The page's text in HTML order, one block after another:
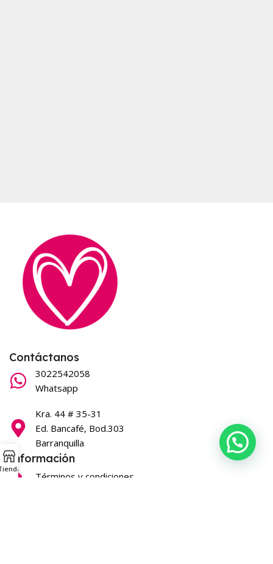
Contáctanos
3022542058
Whatsapp
Kra. 44 # 35-31
Ed. Bancafé, Bod.303
Barranquilla
Información
Términos y condiciones